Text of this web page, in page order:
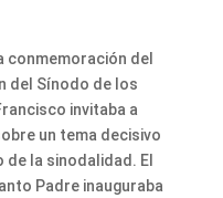
conmemoración del
del Sínodo de los
invitaba a
un tema decisivo
de la sinodalidad. El
Padre inauguraba